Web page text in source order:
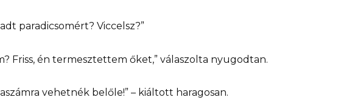
paradicsomért? Viccelsz?”
Friss, én termesztettem őket,” válaszolta nyugodtan.
vehetnék belőle!” – kiáltott haragosan.